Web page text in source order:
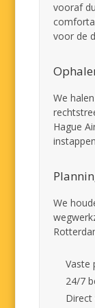
vooraf
voor de
We
Hague
We
Vaste
24/7
Direct